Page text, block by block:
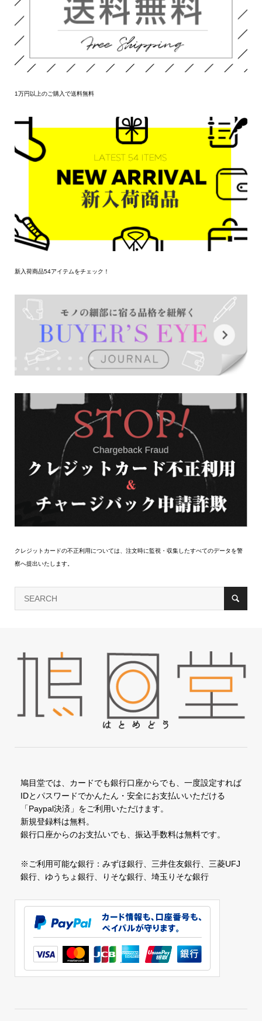
1万円以上のご購入で送料無料
新入荷商品54アイテムをチェック！
クレジットカードの不正利用については、注文時に監視・収集したすべてのデータを警
察へ提出いたします。
鳩目堂では、カードでも銀行口座からでも、一度設定すれば
IDとパスワードでかんたん・安全にお支払いいただける
「Paypal決済」をご利用いただけます。
新規登録料は無料。
銀行口座からのお支払いでも、振込手数料は無料です。
※ご利用可能な銀行：みずほ銀行、三井住友銀行、三菱UFJ
銀行、ゆうちょ銀行、りそな銀行、埼玉りそな銀行